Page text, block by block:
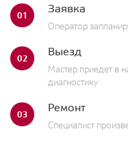
01 Заявка
Оператор
02 Выезд
Мастер приедет в
диагностику
03 Ремонт
Специалист